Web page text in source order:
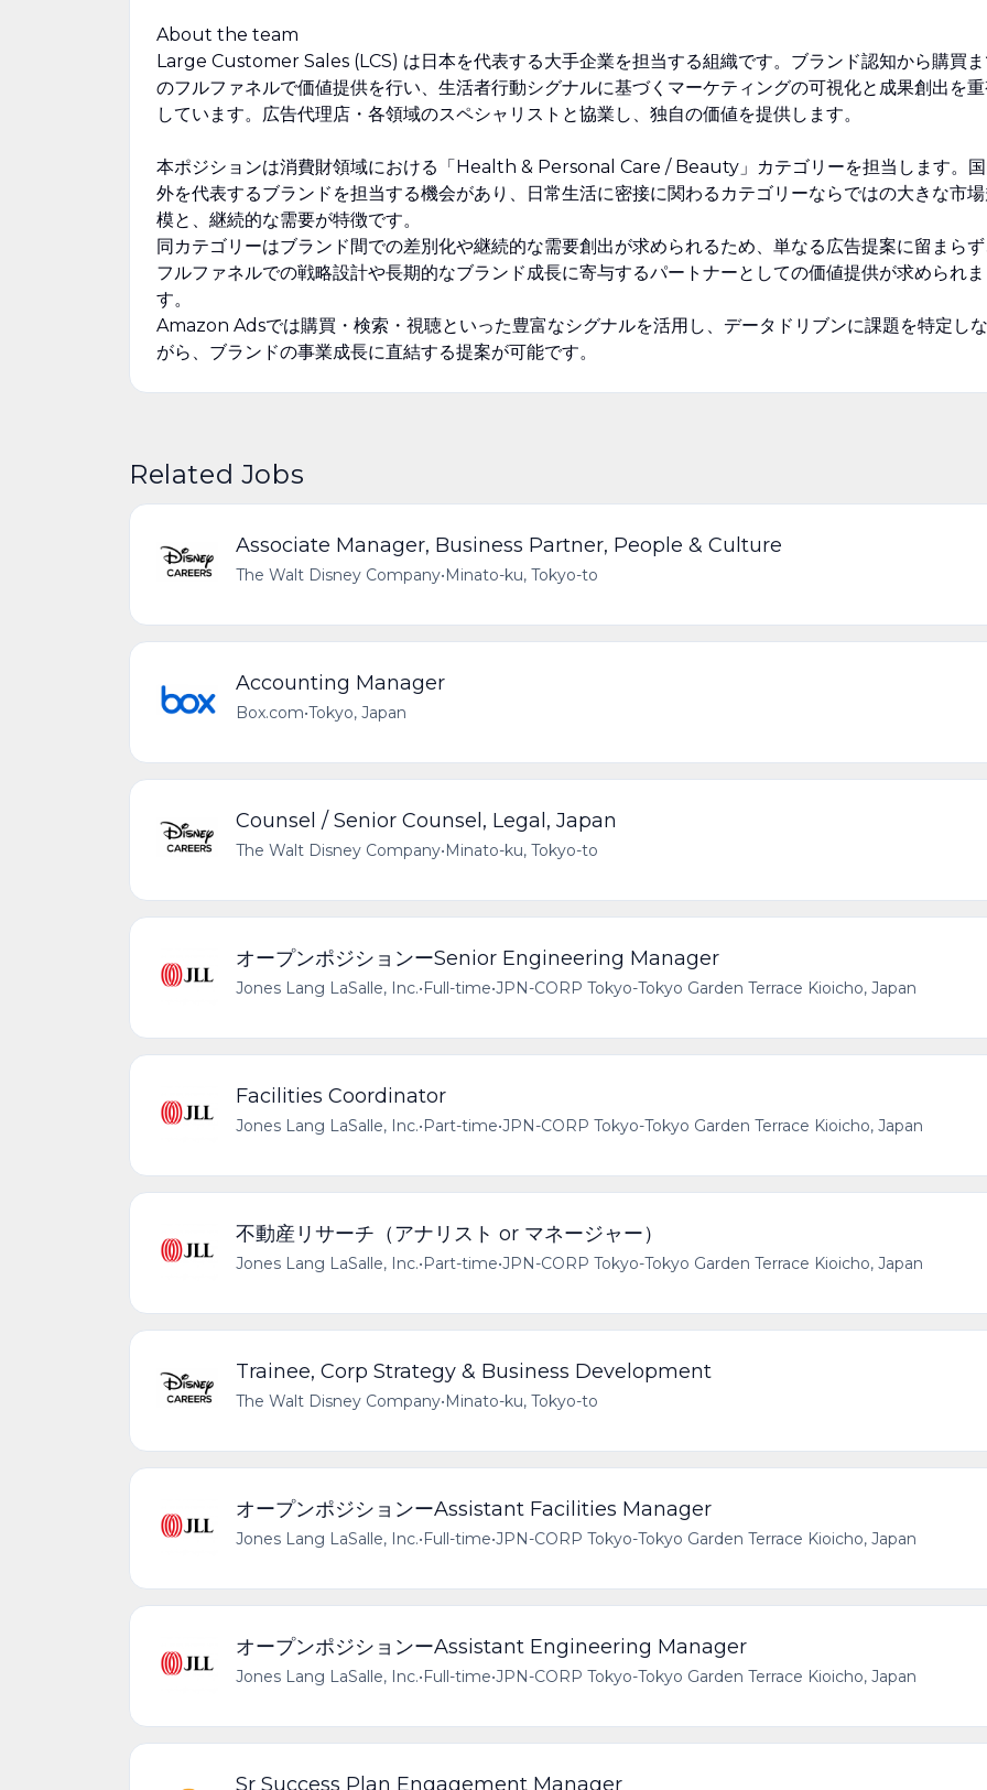
About the team
Large Customer Sales (LCS) は日本を代表する大手企業を担当する組織です。ブランド認知から購買
のフルファネルで価値提供を行い、生活者行動シグナルに基づくマーケティングの可視化と成果創出を
しています。広告代理店・各領域のスペシャリストと協業し、独自の価値を提供します。
本ポジションは消費財領域における「Health & Personal Care / Beauty」カテゴリーを担当します。
外を代表するブランドを担当する機会があり、日常生活に密接に関わるカテゴリーならではの大きな市
模と、継続的な需要が特徴です。
同カテゴリーはブランド間での差別化や継続的な需要創出が求められるため、単なる広告提案に留まらず
フルファネルでの戦略設計や長期的なブランド成長に寄与するパートナーとしての価値提供が求められま
す。
Amazon Adsでは購買・検索・視聴といった豊富なシグナルを活用し、データドリブンに課題を特定しな
がら、ブランドの事業成長に直結する提案が可能です。
Related Jobs
Associate Manager, Business Partner, People & Culture
The Walt Disney Company•Minato-ku, Tokyo-to
Accounting Manager
Box.com•Tokyo, Japan
Counsel / Senior Counsel, Legal, Japan
The Walt Disney Company•Minato-ku, Tokyo-to
オープンポジションーSenior Engineering Manager
Jones Lang LaSalle, Inc.•Full-time•JPN-CORP Tokyo-Tokyo Garden Terrace Kioicho, Japan
Facilities Coordinator
Jones Lang LaSalle, Inc.•Part-time•JPN-CORP Tokyo-Tokyo Garden Terrace Kioicho, Japan
不動産リサーチ（アナリスト or マネージャー）
Jones Lang LaSalle, Inc.•Part-time•JPN-CORP Tokyo-Tokyo Garden Terrace Kioicho, Japan
Trainee, Corp Strategy & Business Development
The Walt Disney Company•Minato-ku, Tokyo-to
オープンポジションーAssistant Facilities Manager
Jones Lang LaSalle, Inc.•Full-time•JPN-CORP Tokyo-Tokyo Garden Terrace Kioicho, Japan
オープンポジションーAssistant Engineering Manager
Jones Lang LaSalle, Inc.•Full-time•JPN-CORP Tokyo-Tokyo Garden Terrace Kioicho, Japan
Sr Success Plan Engagement Manager